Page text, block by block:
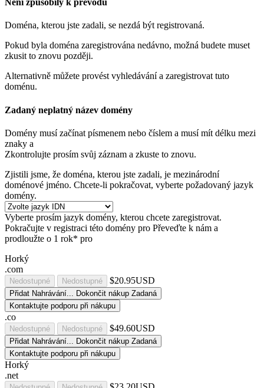
Není způsobilý k převodu
Doména, kterou jste zadali, se nezdá být registrovaná.
Pokud byla doména zaregistrována nedávno, možná budete muset
zkusit to znovu později.
Alternativně můžete provést vyhledávání a zaregistrovat tuto
doménu.
Zadaný neplatný název domény
Domény musí začínat písmenem nebo číslem a musí mít délku mezi
znaky a
Zkontrolujte prosím svůj záznam a zkuste to znovu.
Zjistili jsme, že doména, kterou jste zadali, je mezinárodní
doménové jméno. Chcete-li pokračovat, vyberte požadovaný jazyk
domény.
Vyberte prosím jazyk domény, kterou chcete zaregistrovat.
Pokračujte v registraci této domény pro Převeďte k nám a
prodloužte o 1 rok* pro
Horký
.com
Nedostupné Nedostupné $20.95USD
Přidat Nahrávání... Dokončit nákup Zadaná
Kontaktujte podporu při nákupu
.co
Nedostupné Nedostupné $49.60USD
Přidat Nahrávání... Dokončit nákup Zadaná
Kontaktujte podporu při nákupu
Horký
.net